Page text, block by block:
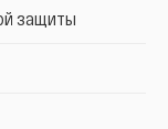
защиты